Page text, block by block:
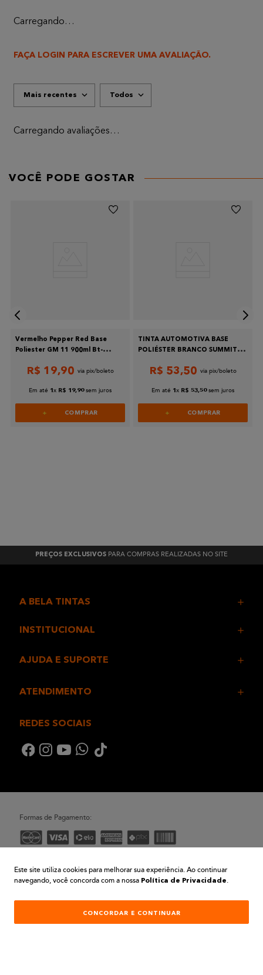
Carregando…
FAÇA LOGIN PARA ESCREVER UMA AVALIAÇÃO.
Mais recentes Todos
Carregando avaliações…
VOCÊ PODE GOSTAR
Vermelho Pepper Red Base
Poliester GM 11 900ml Bt-
R$ 19,90
Em até 1 x R$ 19,90 sem juros
COMPRAR
TINTA AUTOMOTIVA BASE
POLIÉSTER BRANCO SUMMIT
R$ 53,50
Em até 1 x R$ 53,50 sem juros
COMPRAR
PREÇOS EXCLUSIVOS PARA COMPRAS REALIZADAS NO SITE
A BELA TINTAS
INSTITUCIONAL
AJUDA E SUPORTE
ATENDIMENTO
REDES SOCIAIS
Formas de Pagamento:
Desenvolvimento e Tecnologia
Este site utiliza cookies para melhorar sua experiência. Ao continuar
navegando, você concorda com a nossa Política de Privacidade.
CONCORDAR E CONTINUAR